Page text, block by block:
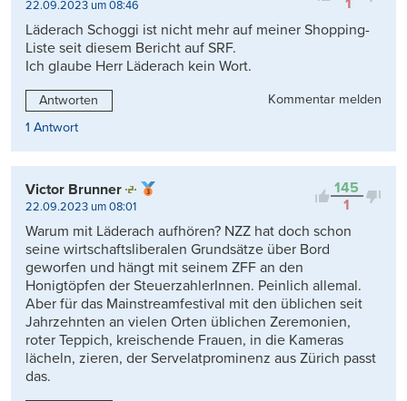
1
22.09.2023 um 08:46
Läderach Schoggi ist nicht mehr auf meiner Shopping-
Liste seit diesem Bericht auf SRF.
Ich glaube Herr Läderach kein Wort.
Antworten
Kommentar melden
1 Antwort
145
1
Victor Brunner
22.09.2023 um 08:01
Warum mit Läderach aufhören? NZZ hat doch schon
seine wirtschaftsliberalen Grundsätze über Bord
geworfen und hängt mit seinem ZFF an den
Honigtöpfen der SteuerzahlerInnen. Peinlich allemal.
Aber für das Mainstreamfestival mit den üblichen seit
Jahrzehnten an vielen Orten üblichen Zeremonien,
roter Teppich, kreischende Frauen, in die Kameras
lächeln, zieren, der Servelatprominenz aus Zürich passt
das.